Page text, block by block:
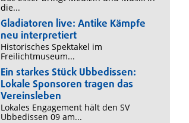
die...
Gladiatoren live: Antike Kämpfe
neu interpretiert
Historisches Spektakel im
Freilichtmuseum...
Ein starkes Stück Ubbedissen:
Lokale Sponsoren tragen das
Vereinsleben
Lokales Engagement hält den SV
Ubbedissen 09 am...